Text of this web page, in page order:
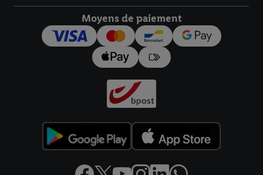
Moyens de paiement
pour l’avenir dans notredéclaration relative à la protection des
données.Vous trouverez les impressions ici.